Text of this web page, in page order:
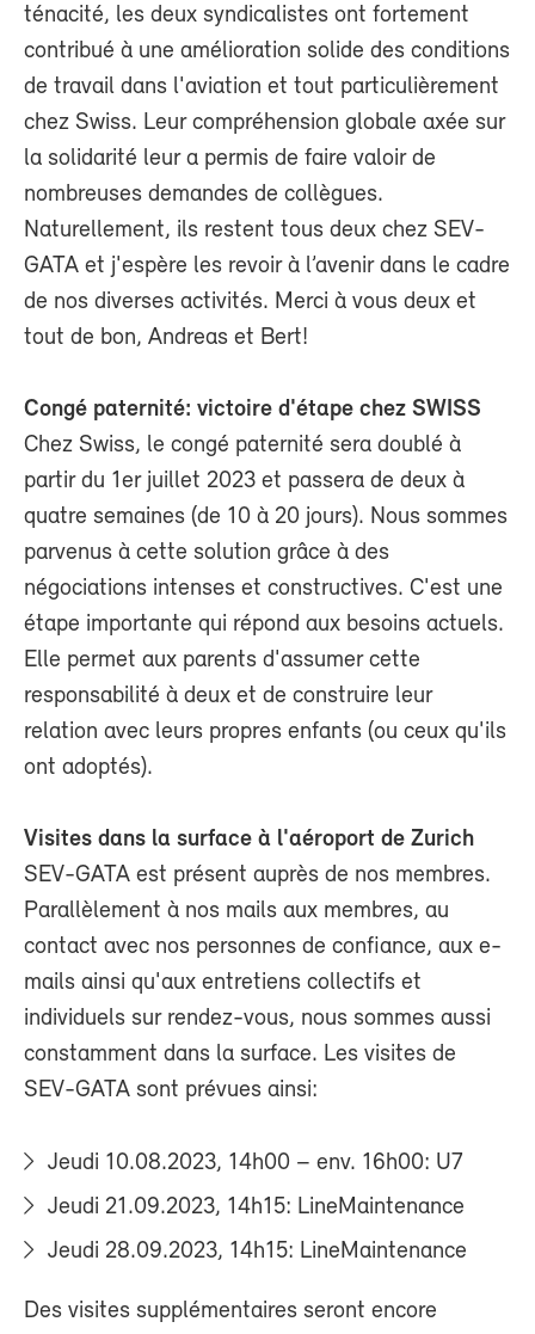
ténacité, les deux syndicalistes ont fortement
contribué à une amélioration solide des conditions
de travail dans l'aviation et tout particulièrement
chez Swiss. Leur compréhension globale axée sur
la solidarité leur a permis de faire valoir de
nombreuses demandes de collègues.
Naturellement, ils restent tous deux chez SEV-
GATA et j'espère les revoir à l’avenir dans le cadre
de nos diverses activités. Merci à vous deux et
tout de bon, Andreas et Bert!
Congé paternité: victoire d'étape chez SWISS
Chez Swiss, le congé paternité sera doublé à
partir du 1er juillet 2023 et passera de deux à
quatre semaines (de 10 à 20 jours). Nous sommes
parvenus à cette solution grâce à des
négociations intenses et constructives. C'est une
étape importante qui répond aux besoins actuels.
Elle permet aux parents d'assumer cette
responsabilité à deux et de construire leur
relation avec leurs propres enfants (ou ceux qu'ils
ont adoptés).
Visites dans la surface à l'aéroport de Zurich
SEV-GATA est présent auprès de nos membres.
Parallèlement à nos mails aux membres, au
contact avec nos personnes de confiance, aux e-
mails ainsi qu'aux entretiens collectifs et
individuels sur rendez-vous, nous sommes aussi
constamment dans la surface. Les visites de
SEV-GATA sont prévues ainsi:
Jeudi 10.08.2023, 14h00 – env. 16h00: U7
Jeudi 21.09.2023, 14h15: LineMaintenance
Jeudi 28.09.2023, 14h15: LineMaintenance
Des visites supplémentaires seront encore